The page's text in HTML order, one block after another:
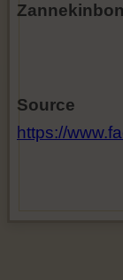
Source
https://